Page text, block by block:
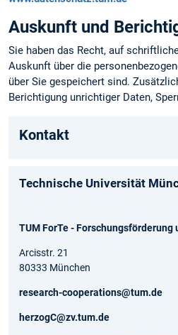
Auskunft und
Sie haben das Recht, auf
Auskunft über die
über Sie gespeichert sind.
Berichtigung unrichtiger Daten,
Kontakt
Technische Universität
TUM ForTe -
Arcisstr. 21
80333 München
research-cooperations@tum.de
herzogC@zv.tum.de